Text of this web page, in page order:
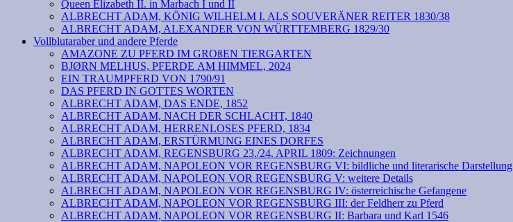
Queen Elizabeth II. in Marbach I und II
ALBRECHT ADAM, KÖNIG WILHELM I. ALS SOUVERÄNER REITER 1830/38
ALBRECHT ADAM, ALEXANDER VON WÜRTTEMBERG 1829/30
Vollblutaraber und andere Pferde
AMAZONE ZU PFERD IM GROßEN TIERGARTEN
BJØRN MELHUS, PFERDE AM HIMMEL, 2024
EIN TRAUMPFERD VON 1790/91
DAS PFERD IN GOTTES WORTEN
ALBRECHT ADAM, DAS ENDE, 1852
ALBRECHT ADAM, NACH DER SCHLACHT, 1840
ALBRECHT ADAM, HERRENLOSES PFERD, 1834
ALBRECHT ADAM, ERSTÜRMUNG EINES DORFES
ALBRECHT ADAM, REGENSBURG 23./24. APRIL 1809: Zeichnungen
ALBRECHT ADAM, NAPOLEON VOR REGENSBURG VI: bildliche und literarische Darstellung
ALBRECHT ADAM, NAPOLEON VOR REGENSBURG V: weitere Details
ALBRECHT ADAM, NAPOLEON VOR REGENSBURG IV: österreichische Gefangene
ALBRECHT ADAM, NAPOLEON VOR REGENSBURG III: der Feldherr zu Pferd
ALBRECHT ADAM, NAPOLEON VOR REGENSBURG II: Barbara und Karl 1546